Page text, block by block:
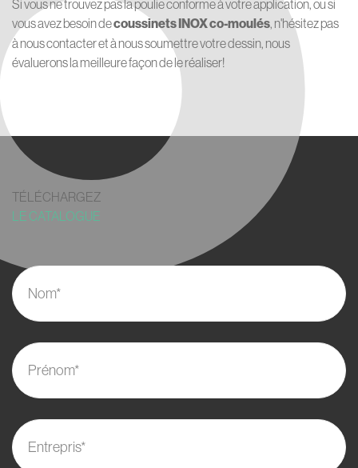
Si vous ne trouvez pas la poulie conforme à votre application, ou si
vous avez besoin decoussinets INOX co-moulés, n'hésitez pas
à nous contacter et à nous soumettre votre dessin, nous
évaluerons la meilleure façon de le réaliser!
TÉLÉCHARGEZ
LE CATALOGUE
Nom*
Prénom*
Entrepris*